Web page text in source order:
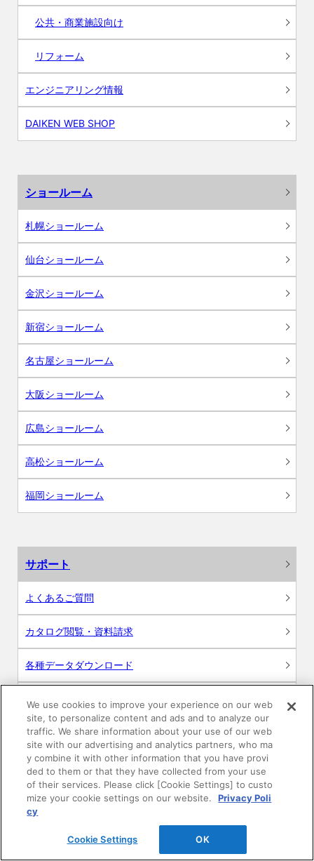
公共・商業施設向け
リフォーム
エンジニアリング情報
DAIKEN WEB SHOP
ショールーム
札幌ショールーム
仙台ショールーム
金沢ショールーム
新宿ショールーム
名古屋ショールーム
大阪ショールーム
広島ショールーム
高松ショールーム
福岡ショールーム
サポート
よくあるご質問
カタログ閲覧・資料請求
各種データダウンロード
WEB見積・各種シミュレーション
交換用部品の購入
修理・点検
お問い合わせ
We use cookies to improve your experience on our web
site, to personalize content and ads and to analyze our
traffic. We share information about your use of our web
site with our advertising and analytics partners, who ma
y combine it with other information that you have provi
ded to them or that they have collected from your use
of their services. Please click [Cookie Settings] to custo
mize your cookie settings on our website.
Privacy Poli
cy
Cookie Settings OK